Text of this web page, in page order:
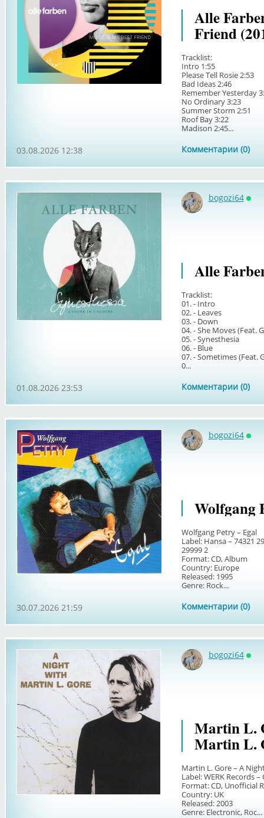
Alle
Friend
Tracklist:
Intro 1:55
Please Tell Rosie 2:53
Bad Ideas 2:46
Remember Yesterday
No Ordinary 3:23
Summer Storm 2:51
Roof Bay 3:22
Madison 2:45...
Комментарии (0)
03.08.2026 12:38
bogozi64
Alle
Tracklist:
01. - Intro
02. - Leaves
03. - Down
04. - She Moves (Feat.
05. - Synesthesia
06. - Blue
07. - Sometimes (Feat.
0...
Комментарии (0)
01.08.2026 23:53
bogozi64
Wolfgang
Wolfgang Petry – Egal
Label: Hansa – 74321
29999 2
Format: CD, Album
Country: Europe
Released: 1995
Genre: Rock...
Комментарии (0)
30.07.2026 21:59
bogozi64
Martin L.
Martin L.
Martin L. Gore – A
Label: WERK Records –
Format: CD, Unofficial
Country: UK
Released: 2003
Genre: Electronic, Roc...